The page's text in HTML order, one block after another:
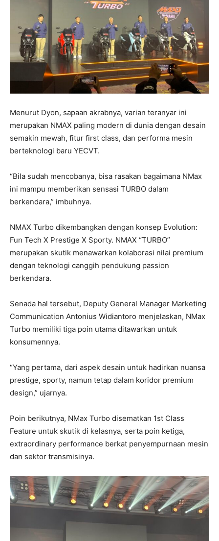
Menurut Dyon, sapaan akrabnya, varian teranyar ini
merupakan NMAX paling modern di dunia dengan desain
semakin mewah, fitur first class, dan performa mesin
berteknologi baru YECVT.
“Bila sudah mencobanya, bisa rasakan bagaimana NMax
ini mampu memberikan sensasi TURBO dalam
berkendara,” imbuhnya.
NMAX Turbo dikembangkan dengan konsep Evolution:
Fun Tech X Prestige X Sporty. NMAX “TURBO”
merupakan skutik menawarkan kolaborasi nilai premium
dengan teknologi canggih pendukung passion
berkendara.
Senada hal tersebut, Deputy General Manager Marketing
Communication Antonius Widiantoro menjelaskan, NMax
Turbo memiliki tiga poin utama ditawarkan untuk
konsumennya.
“Yang pertama, dari aspek desain untuk hadirkan nuansa
prestige, sporty, namun tetap dalam koridor premium
design,” ujarnya.
Poin berikutnya, NMax Turbo disematkan 1st Class
Feature untuk skutik di kelasnya, serta poin ketiga,
extraordinary performance berkat penyempurnaan mesin
dan sektor transmisinya.